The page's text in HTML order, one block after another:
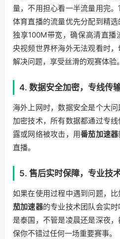
量，不用担心看一半流量用完
体育直播的流量优先分配到精
独享100M带宽，确保高清直播
央视频世界杯海外无法观看时
解决问题，享受丝滑的观赛体验。
4. 数据安全加密，专线传
海外上网时，数据安全是个大问
加密技术，所有数据都通过专
露或网络被攻击，用番茄加速器
直播。
5. 售后实时保障，专业技
如果在使用过程中遇到问题，比
茄加速器的专业技术团队会实
是泰国，不管是凌晨还是深夜
保你不错过任何一场重要赛事。